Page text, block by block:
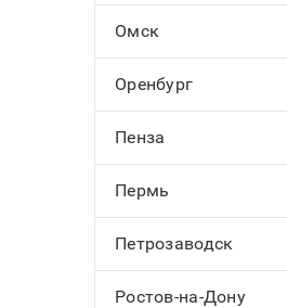
Омск
Оренбург
Пенза
Пермь
Петрозаводск
Ростов-на-Дону